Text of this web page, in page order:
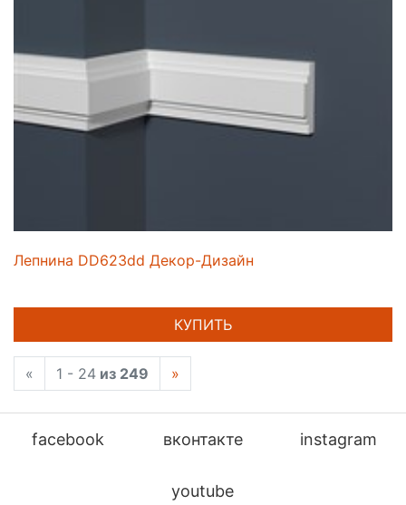
Лепнина DD623dd Декор-Дизайн
КУПИТЬ
« 1 - 24 из 249 »
facebook вконтакте instagram
youtube